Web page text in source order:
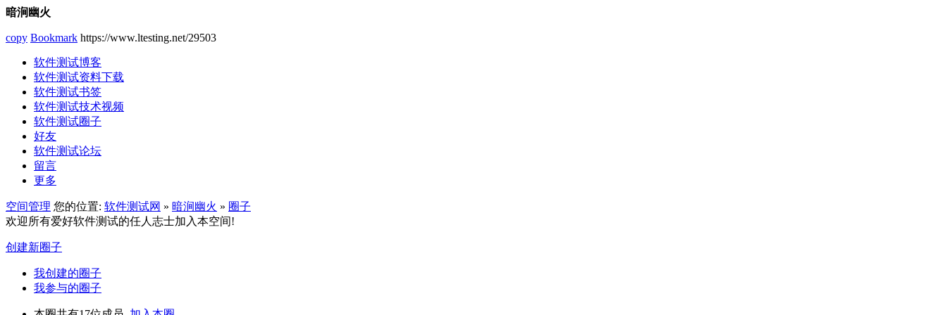
暗涧幽火
copy Bookmark https://www.ltesting.net/29503
软件测试博客
软件测试资料下载
软件测试书签
软件测试技术视频
软件测试圈子
好友
软件测试论坛
留言
更多
空间管理 您的位置: 软件测试网 » 暗涧幽火 » 圈子
欢迎所有爱好软件测试的任人志士加入本空间!
创建新圈子
我创建的圈子
我参与的圈子